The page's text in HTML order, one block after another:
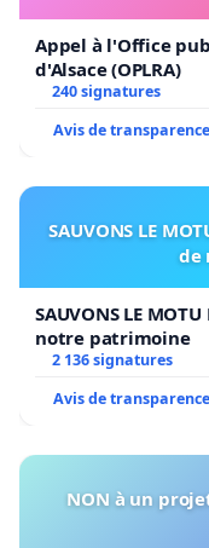
Appel à l'Office
d'Alsace (OPLRA)
240 signatures
Avis de transparence
SAUVONS LE
de
SAUVONS LE
notre patrimoine
2 136 signatures
Avis de transparence
NON à un